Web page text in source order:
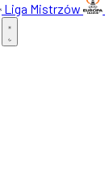
Liga Mistrzów